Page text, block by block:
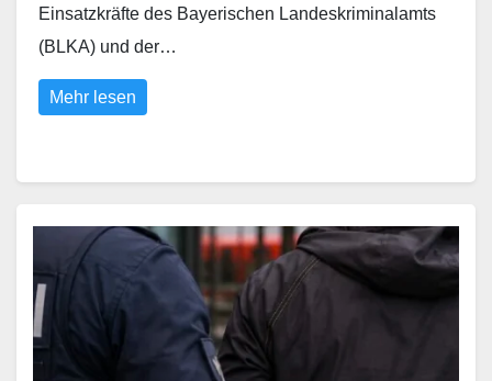
Einsatzkräfte des Bayerischen Landeskriminalamts
(BLKA) und der…
Mehr lesen